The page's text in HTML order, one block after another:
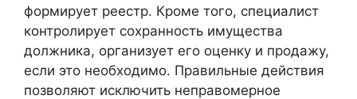
формирует реестр. Кроме того, специалист
контролирует сохранность имущества
должника, организует его оценку и продажу,
если это необходимо. Правильные действия
позволяют исключить неправомерное